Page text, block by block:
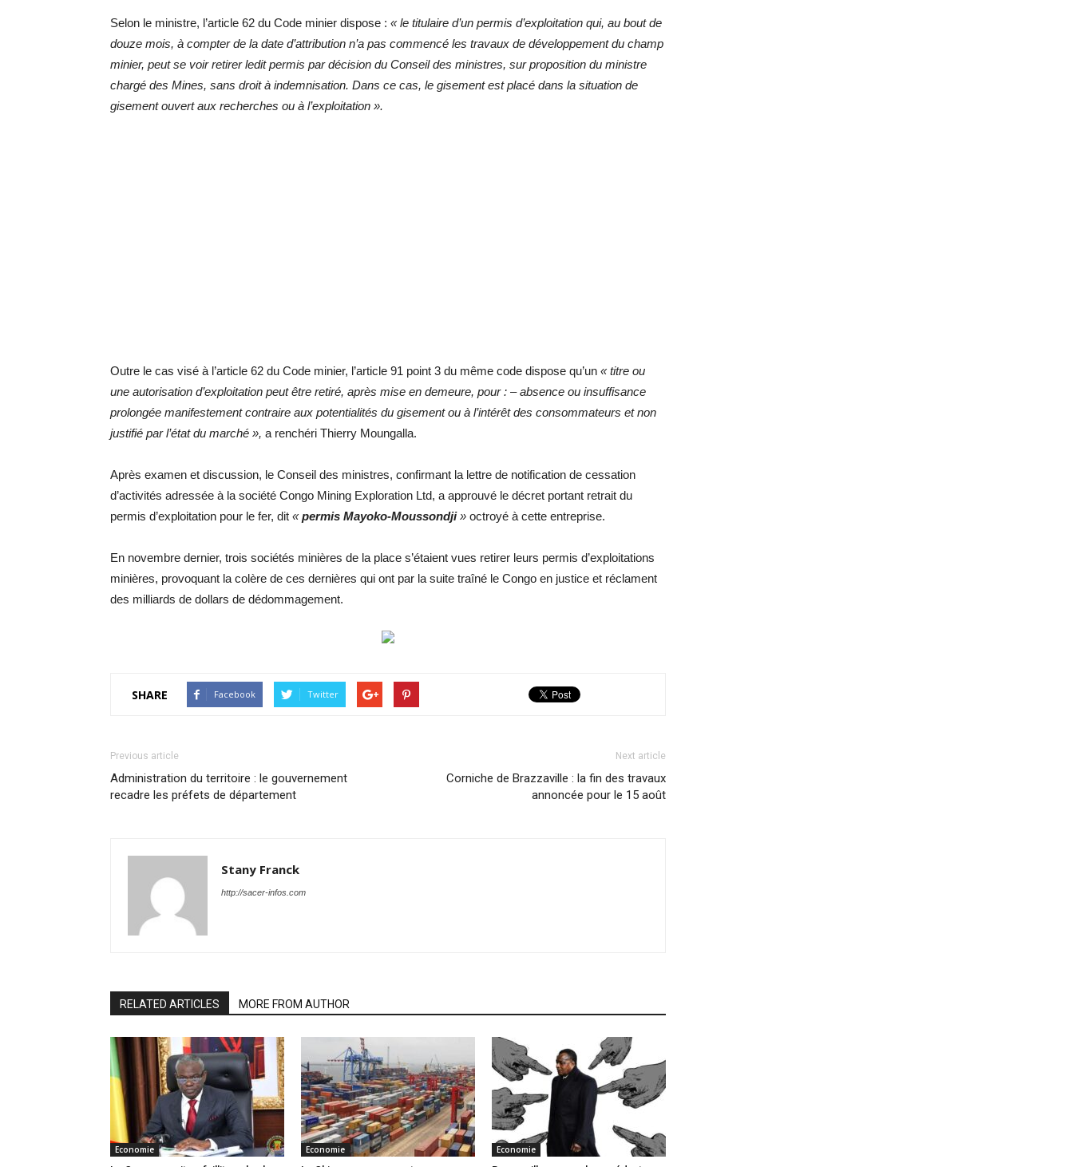
Selon le ministre, l’article 62 du Code minier dispose : « le titulaire d’un permis d’exploitation qui, au bout de
douze mois, à compter de la date d’attribution n’a pas commencé les travaux de développement du champ
minier, peut se voir retirer ledit permis par décision du Conseil des ministres, sur proposition du ministre
chargé des Mines, sans droit à indemnisation. Dans ce cas, le gisement est placé dans la situation de
gisement ouvert aux recherches ou à l’exploitation ».
Outre le cas visé à l’article 62 du Code minier, l’article 91 point 3 du même code dispose qu’un « titre ou
une autorisation d’exploitation peut être retiré, après mise en demeure, pour : – absence ou insuffisance
prolongée manifestement contraire aux potentialités du gisement ou à l’intérêt des consommateurs et non
justifié par l’état du marché », a renchéri Thierry Moungalla.
Après examen et discussion, le Conseil des ministres, confirmant la lettre de notification de cessation
d’activités adressée à la société Congo Mining Exploration Ltd, a approuvé le décret portant retrait du
permis d’exploitation pour le fer, dit «permis Mayoko-Moussondji» octroyé à cette entreprise.
En novembre dernier, trois sociétés minières de la place s’étaient vues retirer leurs permis d’exploitations
minières, provoquant la colère de ces dernières qui ont par la suite traîné le Congo en justice et réclament
des milliards de dollars de dédommagement.
SHARE Facebook Twitter
Previous article
Administration du territoire : le gouvernement
recadre les préfets de département
Next article
Corniche de Brazzaville : la fin des travaux
annoncée pour le 15 août
Stany Franck
http://sacer-infos.com
RELATED ARTICLES MORE FROM AUTHOR
Economie Economie Economie